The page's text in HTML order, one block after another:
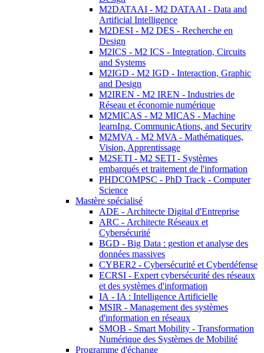
M2DATAAI - M2 DATAAI - Data and
Artificial Intelligence
M2DESI - M2 DES - Recherche en
Design
M2ICS - M2 ICS - Integration, Circuits
and Systems
M2IGD - M2 IGD - Interaction, Graphic
and Design
M2IREN - M2 IREN - Industries de
Réseau et économie numérique
M2MICAS - M2 MICAS - Machine
learnIng, CommunicAtions, and Security
M2MVA - M2 MVA - Mathématiques,
Vision, Apprentissage
M2SETI - M2 SETI - Systèmes
embarqués et traitement de l'information
PHDCOMPSC - PhD Track - Computer
Science
Mastère spécialisé
ADE - Architecte Digital d'Entreprise
ARC - Architecte Réseaux et
Cybersécurité
BGD - Big Data : gestion et analyse des
données massives
CYBER2 - Cybersécurité et Cyberdéfense
ECRSI - Expert cybersécurité des réseaux
et des systèmes d'information
IA - IA : Intelligence Artificielle
MSIR - Management des systèmes
d'information en réseaux
SMOB - Smart Mobility - Transformation
Numérique des Systèmes de Mobilité
Programme d'échange